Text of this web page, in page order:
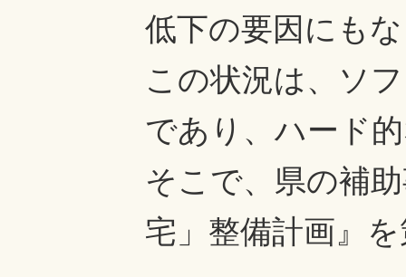
低下の要因にも
この状況は、ソ
であり、ハード
そこで、県の補
宅」整備計画』